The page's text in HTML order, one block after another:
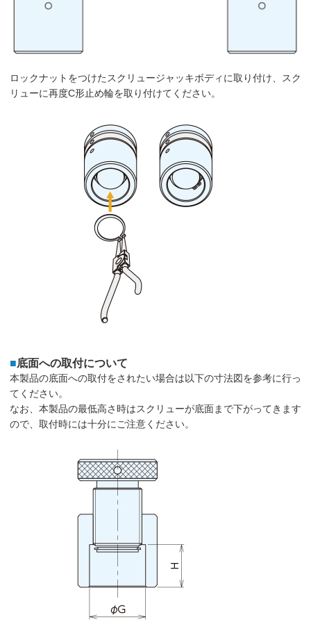
ロックナットをつけたスクリュージャッキボディに取り付け、スク
リューに再度C形止め輪を取り付けてください。
■底面への取付について
本製品の底面への取付をされたい場合は以下の寸法図を参考に行っ
てください。
なお、本製品の最低高さ時はスクリューが底面まで下がってきます
ので、取付時には十分にご注意ください。